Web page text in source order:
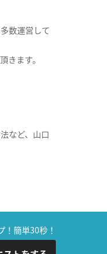
数運営して
きます。
など、山口
！簡単30秒！